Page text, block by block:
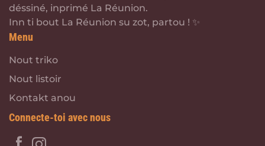
déssiné, inprimé La Réunion.
Inn ti bout La Réunion su zot, partou ! ✨
Menu
Nout triko
Nout listoir
Kontakt anou
Connecte-toi avec nous